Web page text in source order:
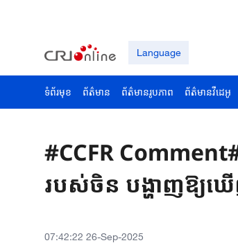
Language
ទំព័រមុខ ព័ត៌មាន ព័ត៌មានរូបភាព ព័ត៌មានវីដេអូ
#CCFR
របស់ចិន បង្ហាញឱ្យ
07:42:22 26-Sep-2025